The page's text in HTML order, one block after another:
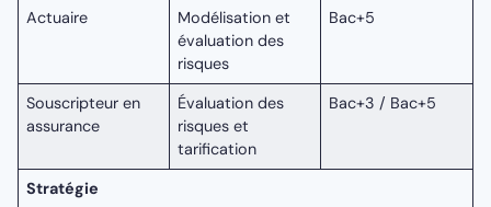
Actuaire
Modélisation et
évaluation des
risques
Bac+5
Souscripteur en
assurance
Évaluation des
risques et
tarification
Bac+3 / Bac+5
Stratégie